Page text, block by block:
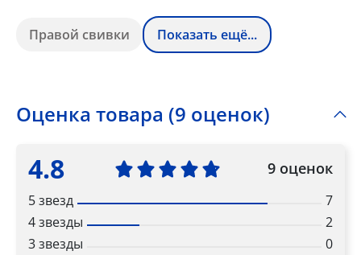
Правой свивки Показать ещё...
Оценка товара (9 оценок)
4.8 9 оценок
5 звезд
7
4 звезды
2
3 звезды
0